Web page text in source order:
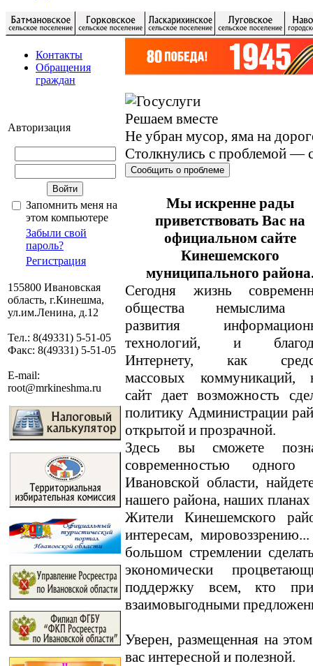
Контакты
Обращения
граждан
Авторизация
Запомнить меня на
этом компьютере
Забыли свой
пароль?
Регистрация
155800 Ивановская
область, г.Кинешма,
ул.им.Ленина, д.12
Тел.: 8(49331) 5-51-05
Факс: 8(49331) 5-51-05
E-mail:
root@mrkineshma.ru
Решаем вместе
Не убран мусор, яма на
Столкнулись с проблемой —
Сообщить о проблеме
Мы искренне рады
приветствовать Вас на
официальном сайте
Кинешемского
муниципального
Сегодня жизнь
общества немыслима
развития
технологий, и
Интернету, как
массовых коммуникаций,
сайт дает возможность
политику Администрации
открытой и прозрачной.
Здесь вы сможете
современностью
Ивановской области,
нашего района, наших
Жители Кинешемского
интересам,
большом стремлении
экономически
поддержку всем, кто
взаимовыгодными
Уверен, размещенная на
вас интересной и полезной.